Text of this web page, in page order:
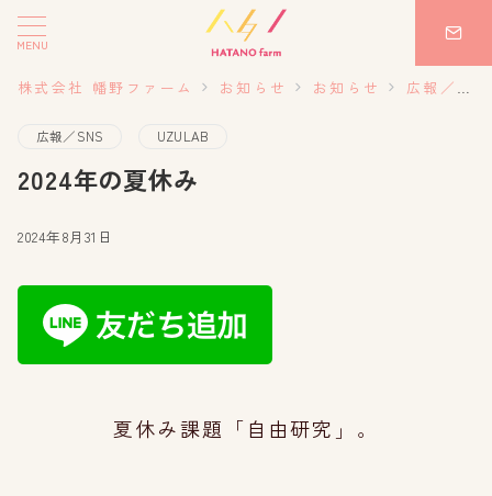
MENU
株式会社 幡野ファーム お知らせ お知らせ 広報／SNS
広報／SNS UZULAB
2024年の夏休み
2024年8月31日
夏休み課題「自由研究」。